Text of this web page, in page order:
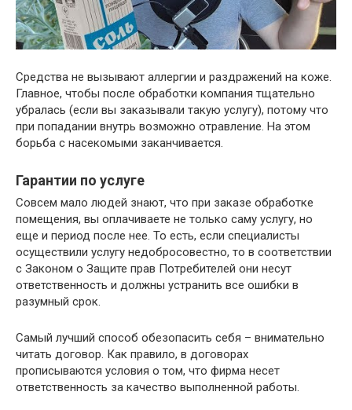
Средства не вызывают аллергии и раздражений на коже.
Главное, чтобы после обработки компания тщательно
убралась (если вы заказывали такую услугу), потому что
при попадании внутрь возможно отравление. На этом
борьба с насекомыми заканчивается.
Гарантии по услуге
Совсем мало людей знают, что при заказе обработке
помещения, вы оплачиваете не только саму услугу, но
еще и период после нее. То есть, если специалисты
осуществили услугу недобросовестно, то в соответствии
с Законом о Защите прав Потребителей они несут
ответственность и должны устранить все ошибки в
разумный срок.
Самый лучший способ обезопасить себя – внимательно
читать договор. Как правило, в договорах
прописываются условия о том, что фирма несет
ответственность за качество выполненной работы.